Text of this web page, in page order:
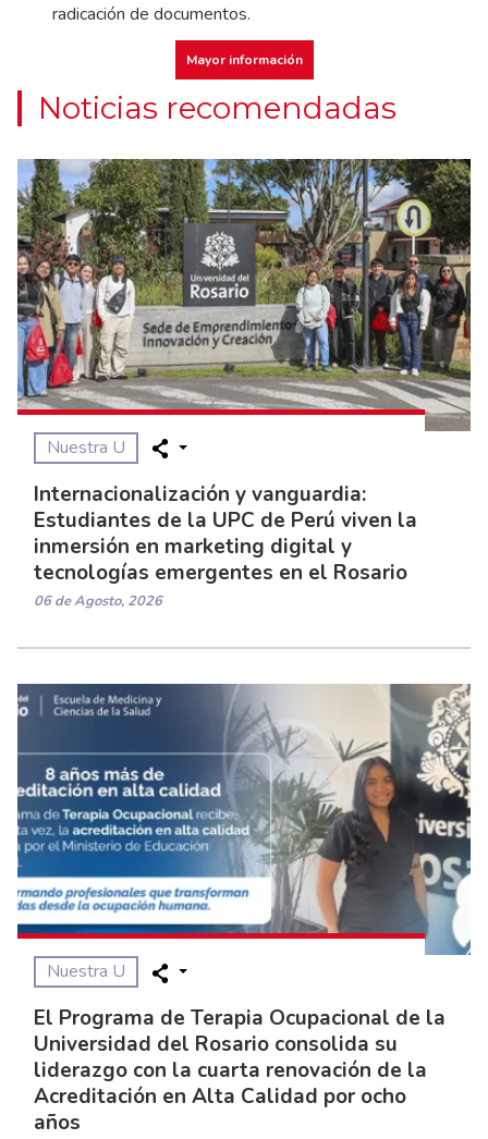
radicación de documentos.
Mayor información
Noticias recomendadas
Nuestra U
Internacionalización y vanguardia:
Estudiantes de la UPC de Perú viven la
inmersión en marketing digital y
tecnologías emergentes en el Rosario
06 de Agosto, 2026
Nuestra U
El Programa de Terapia Ocupacional de la
Universidad del Rosario consolida su
liderazgo con la cuarta renovación de la
Acreditación en Alta Calidad por ocho
años